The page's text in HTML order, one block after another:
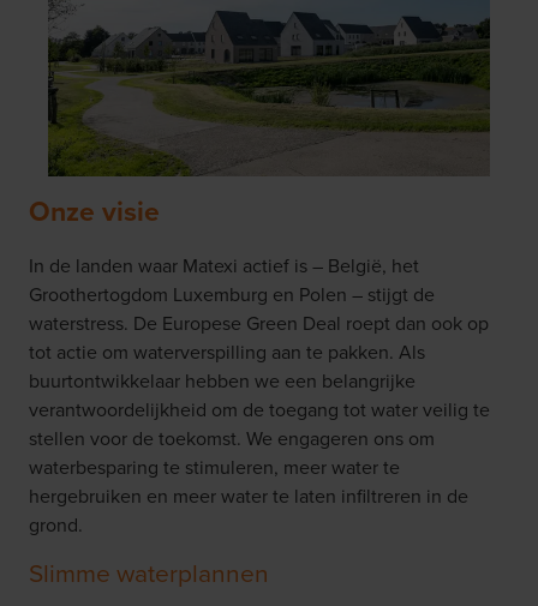
Onze visie
In de landen waar Matexi actief is – België, het
Groothertogdom Luxemburg en Polen – stijgt de
waterstress. De Europese Green Deal roept dan ook op
tot actie om waterverspilling aan te pakken. Als
buurtontwikkelaar hebben we een belangrijke
verantwoordelijkheid om de toegang tot water veilig te
stellen voor de toekomst. We engageren ons om
waterbesparing te stimuleren, meer water te
hergebruiken en meer water te laten infiltreren in de
grond.
Slimme waterplannen